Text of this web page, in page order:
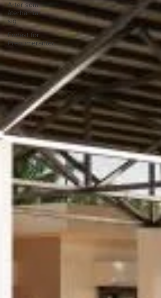
Arter som
återhämtar
sig
Endast för
Prenumeranter